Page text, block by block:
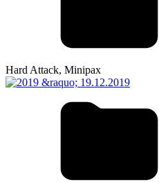
Hard Attack, Minipax